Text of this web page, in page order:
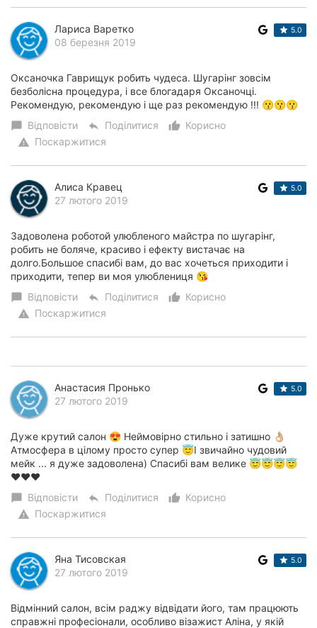
Лариса Варетко
08 березня 2019
5.0
Оксаночка Гаврищук робить чудеса. Шугарінг зовсім
безболісна процедура, і все блогадаря Оксаночці.
Рекомендую, рекомендую і ще раз рекомендую !!! 😗😗😗
chat_bubble Відповісти reply Поділитися thumb_up_alt
Корисно
warning Поскаржитися
Алиса Кравец
27 лютого 2019
5.0
Задоволена роботой улюбленого майстра по шугарінг,
робить не боляче, красиво і ефекту вистачає на
долго.Большое спасибі вам, до вас хочеться приходити і
приходити, тепер ви моя улюблениця 😘
chat_bubble Відповісти reply Поділитися thumb_up_alt
Корисно
warning Поскаржитися
Анастасия Пронько
27 лютого 2019
5.0
Дуже крутий салон 😍 Неймовірно стильно і затишно 👌🏼
Атмосфера в цілому просто супер 😇І звичайно чудовий
мейк ... я дуже задоволена) Спасибі вам велике 😇😇😇😇
❤️❤️❤️
chat_bubble Відповісти reply Поділитися thumb_up_alt
Корисно
warning Поскаржитися
Яна Тисовская
27 лютого 2019
5.0
Відмінний салон, всім раджу відвідати його, там працюють
справжні професіонали, особливо візажист Аліна, у якій